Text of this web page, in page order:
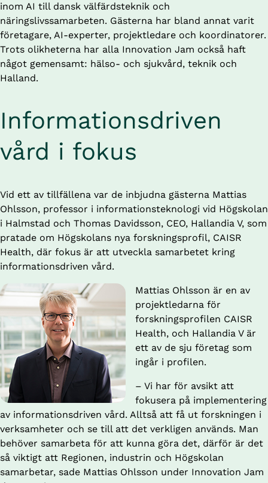
inom AI till dansk välfärdsteknik och
näringslivssamarbeten. Gästerna har bland annat varit
företagare, AI-experter, projektledare och koordinatorer.
Trots olikheterna har alla Innovation Jam också haft
något gemensamt: hälso- och sjukvård, teknik och
Halland.
Informationsdriven
vård i fokus
Vid ett av tillfällena var de inbjudna gästerna Mattias
Ohlsson, professor i informationsteknologi vid Högskolan
i Halmstad och Thomas Davidsson, CEO, Hallandia V, som
pratade om Högskolans nya forskningsprofil, CAISR
Health, där fokus är att utveckla samarbetet kring
informationsdriven vård.
Mattias Ohlsson är en av
projektledarna för
forskningsprofilen CAISR
Health, och Hallandia V är
ett av de sju företag som
ingår i profilen.
– Vi har för avsikt att
fokusera på implementering
av informationsdriven vård. Alltså att få ut forskningen i
verksamheter och se till att det verkligen används. Man
behöver samarbeta för att kunna göra det, därför är det
så viktigt att Regionen, industrin och Högskolan
samarbetar, sade Mattias Ohlsson under Innovation Jam